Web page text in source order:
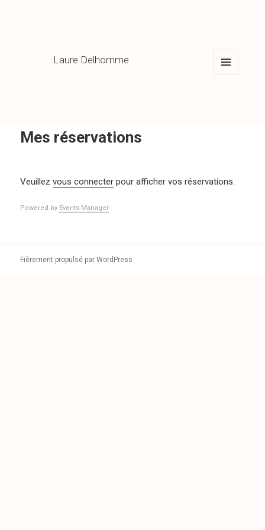
Laure Delhomme
Mes réservations
Veuillezvous connecter pour afficher vos réservations.
Powered by Events Manager
Fièrement propulsé par WordPress